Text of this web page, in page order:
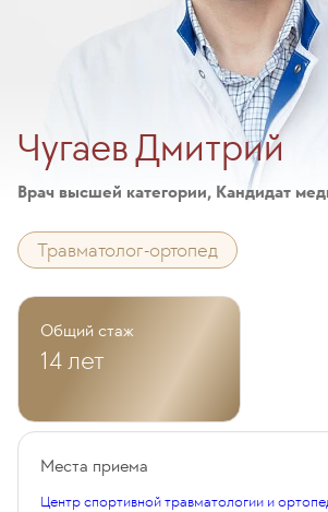
Чугаев Дмитрий
Врач высшей категории, Кандидат
Травматолог-ортопед
Общий стаж
14 лет
Места приема
Центр спортивной травматологии и